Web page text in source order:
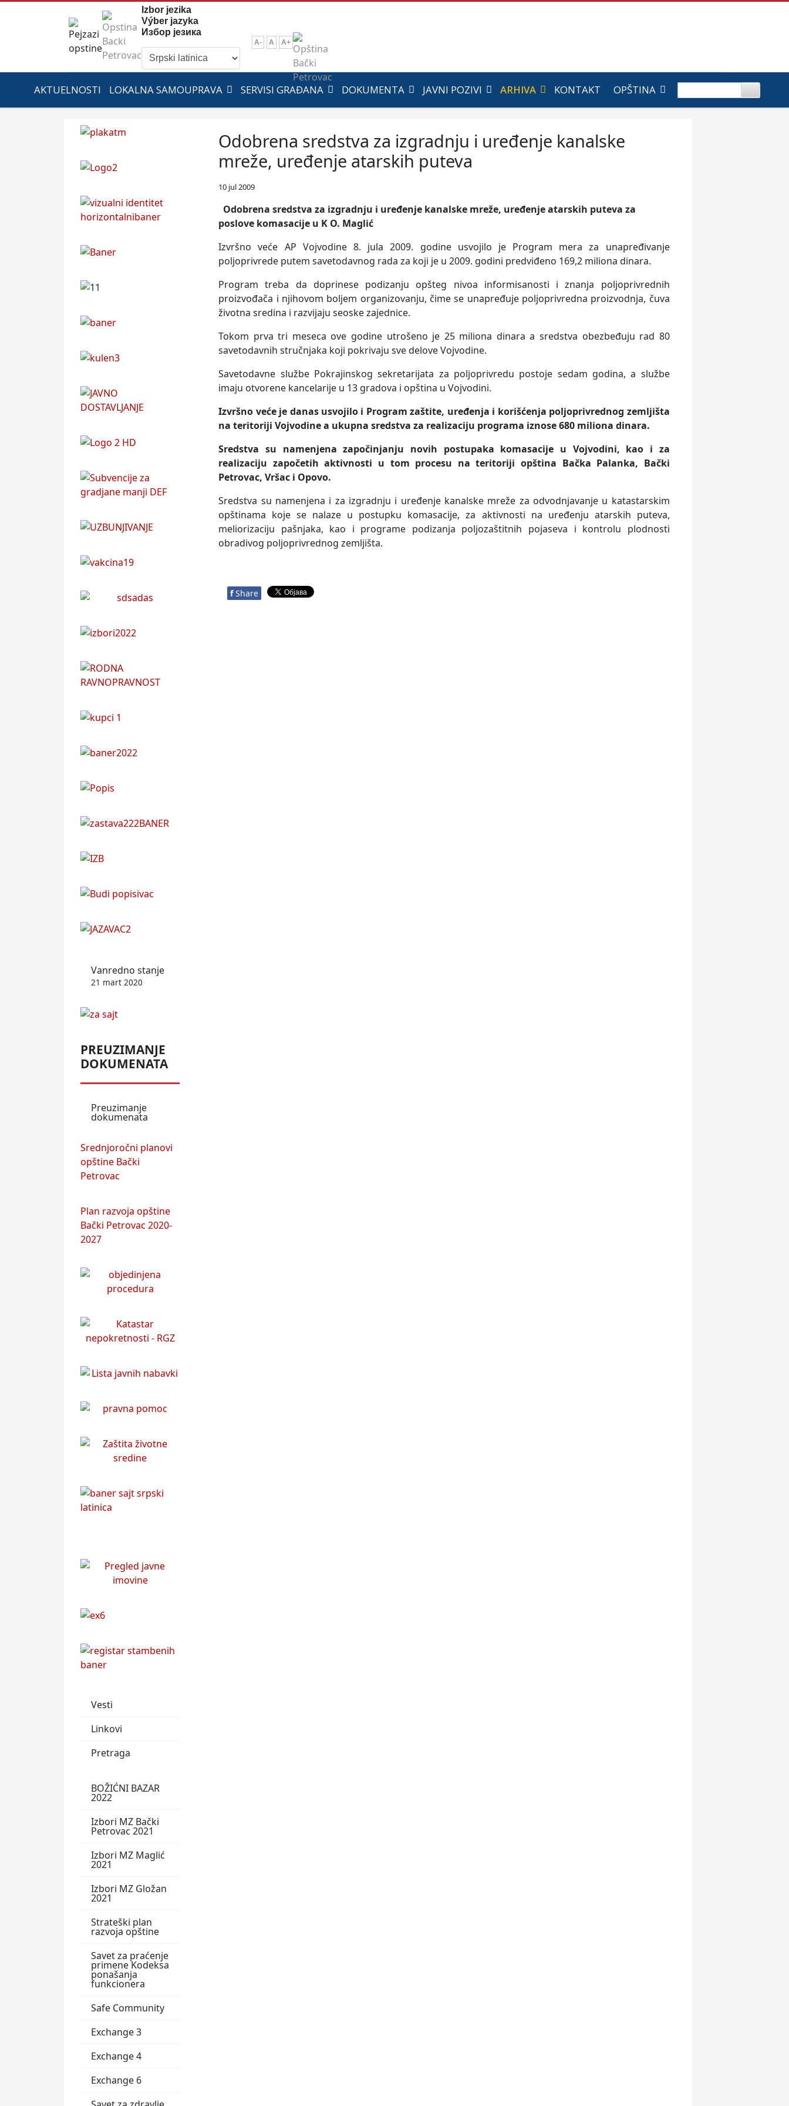
Izbor jezika
Výber jazyka
Избор језика
A- A A+
AKTUELNOSTI LOKALNA SAMOUPRAVA SERVISI GRAĐANA DOKUMENTA JAVNI POZIVI ARHIVA KONTAKT OPŠTINA
Vanredno stanje
21 mart 2020
PREUZIMANJE
DOKUMENATA
Preuzimanje
dokumenata
Srednjoročni planovi
opštine Bački
Petrovac
Plan razvoja opštine
Bački Petrovac 2020-
2027
Vesti
Linkovi
Pretraga
BOŽIĆNI BAZAR
2022
Izbori MZ Bački
Petrovac 2021
Izbori MZ Maglić
2021
Izbori MZ Gložan
2021
Strateški plan
razvoja opštine
Savet za praćenje
primene Kodeksa
ponašanja
funkcionera
Safe Community
Exchange 3
Exchange 4
Exchange 6
Odobrena sredstva za izgradnju i uređenje kanalske
mreže, uređenje atarskih puteva
10 jul 2009
Odobrena sredstva za izgradnju i uređenje kanalske mreže, uređenje atarskih puteva za
poslove komasacije u K O. Maglić
Izvršno veće AP Vojvodine 8. jula 2009. godine usvojilo je Program mera za unapređivanje
poljoprivrede putem savetodavnog rada za koji je u 2009. godini predviđeno 169,2 miliona dinara.
Program treba da doprinese podizanju opšteg nivoa informisanosti i znanja poljoprivrednih
proizvođača i njihovom boljem organizovanju, čime se unapređuje poljoprivredna proizvodnja, čuva
životna sredina i razvijaju seoske zajednice.
Tokom prva tri meseca ove godine utrošeno je 25 miliona dinara a sredstva obezbeđuju rad 80
savetodavnih stručnjaka koji pokrivaju sve delove Vojvodine.
Savetodavne službe Pokrajinskog sekretarijata za poljoprivredu postoje sedam godina, a službe
imaju otvorene kancelarije u 13 gradova i opština u Vojvodini.
Izvršno veće je danas usvojilo i Program zaštite, uređenja i korišćenja poljoprivrednog zemljišta
na teritoriji Vojvodine a ukupna sredstva za realizaciju programa iznose 680 miliona dinara.
Sredstva su namenjena započinjanju novih postupaka komasacije u Vojvodini, kao i za
realizaciju započetih aktivnosti u tom procesu na teritoriji opština Bačka Palanka, Bački
Petrovac, Vršac i Opovo.
Sredstva su namenjena i za izgradnju i uređenje kanalske mreže za odvodnjavanje u katastarskim
opštinama koje se nalaze u postupku komasacije, za aktivnosti na uređenju atarskih puteva,
meliorizaciju pašnjaka, kao i programe podizanja poljozaštitnih pojaseva i kontrolu plodnosti
obradivog poljoprivrednog zemljišta.
f Share